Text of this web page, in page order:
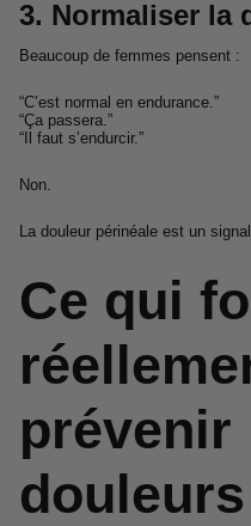
3. Normaliser la
Beaucoup de femmes pensent :
“C’est normal en endurance.”
“Ça passera.”
“Il faut s’endurcir.”
Non.
La douleur périnéale est un
Ce qui
prévenir
douleurs